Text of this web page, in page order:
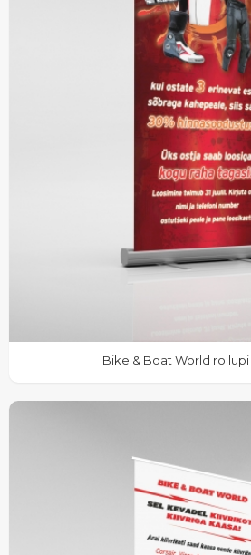
Bike & Boat World